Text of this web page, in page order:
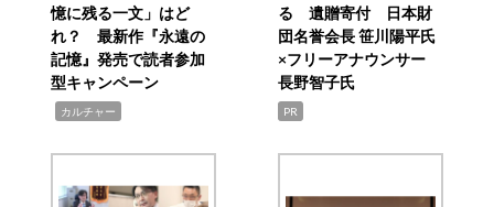
憶に残る一文」はど
れ？ 最新作『永遠の
記憶』発売で読者参加
型キャンペーン
カルチャー
る 遺贈寄付 日本財
団名誉会長 笹川陽平氏
×フリーアナウンサー
長野智子氏
PR